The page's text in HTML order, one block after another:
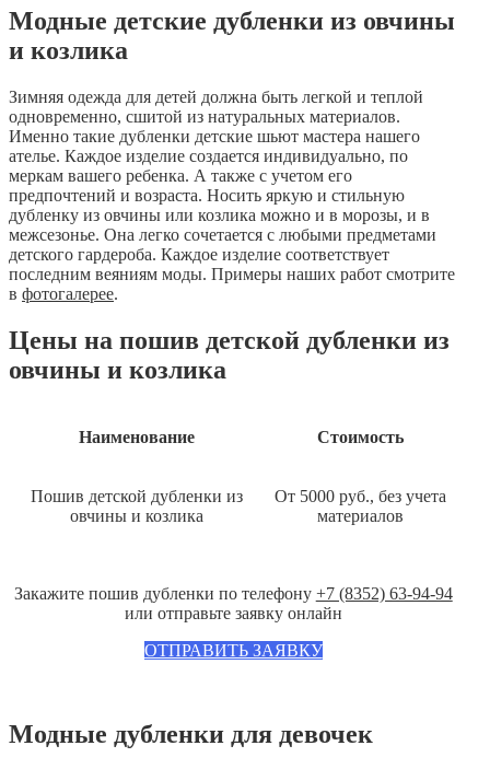
Модные детские дубленки из овчины
и козлика
Зимняя одежда для детей должна быть легкой и теплой
одновременно, сшитой из натуральных материалов.
Именно такие дубленки детские шьют мастера нашего
ателье. Каждое изделие создается индивидуально, по
меркам вашего ребенка. А также с учетом его
предпочтений и возраста. Носить яркую и стильную
дубленку из овчины или козлика можно и в морозы, и в
межсезонье. Она легко сочетается с любыми предметами
детского гардероба. Каждое изделие соответствует
последним веяниям моды. Примеры наших работ смотрите
в фотогалерее.
Цены на пошив детской дубленки из
овчины и козлика
Наименование Стоимость
Пошив детской дубленки из
овчины и козлика
От 5000 руб., без учета
материалов
Закажите пошив дубленки по телефону +7 (8352) 63-94-94
или отправьте заявку онлайн
ОТПРАВИТЬ ЗАЯВКУ
Модные дубленки для девочек